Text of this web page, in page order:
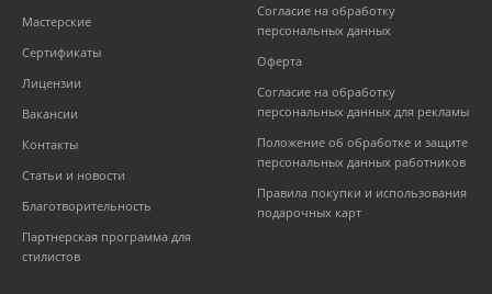
Мастерские
Сертификаты
Лицензии
Вакансии
Контакты
Статьи и новости
Благотворительность
Партнерская программа для
стилистов
Согласие на обработку
персональных данных
Оферта
Согласие на обработку
персональных данных для рекламы
Положение об обработке и защите
персональных данных работников
Правила покупки и использования
подарочных карт